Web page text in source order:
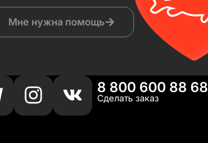
Мне нужна помощь
8 800 600 88 68
Сделать заказ